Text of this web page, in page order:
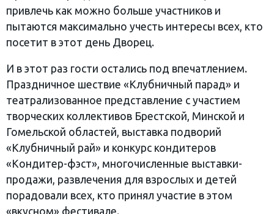
привлечь как можно больше участников и
пытаются максимально учесть интересы всех, кто
посетит в этот день Дворец.
И в этот раз гости остались под впечатлением.
Праздничное шествие «Клубничный парад» и
театрализованное представление с участием
творческих коллективов Брестской, Минской и
Гомельской областей, выставка подворий
«Клубничный рай» и конкурс кондитеров
«Кондитер-фэст», многочисленные выставки-
продажи, развлечения для взрослых и детей
порадовали всех, кто принял участие в этом
«вкусном» фестивале.